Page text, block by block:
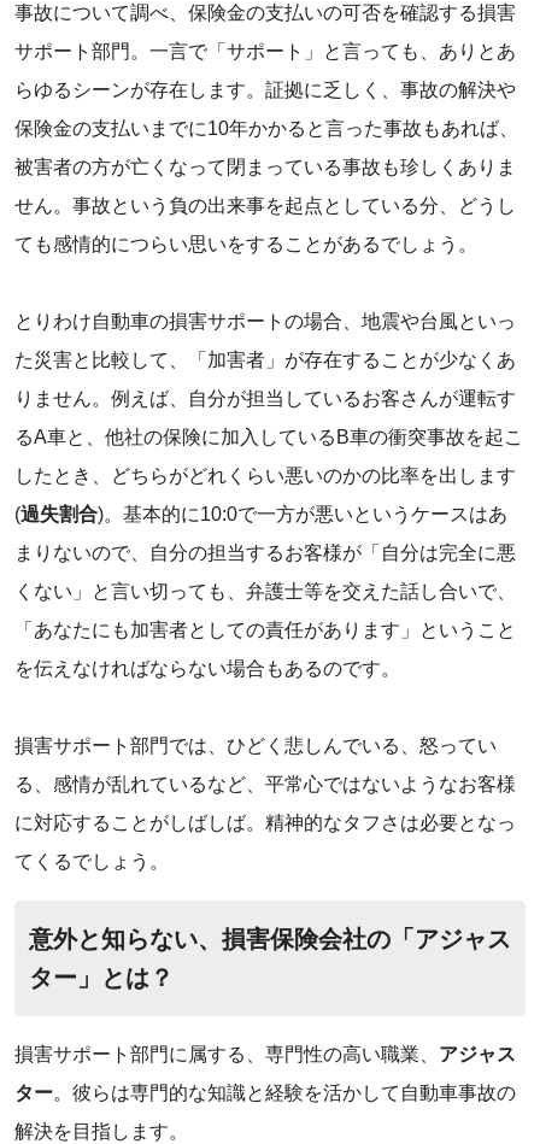
事故について調べ、保険金の支払いの可否を確認する損害
サポート部門。一言で「サポート」と言っても、ありとあ
らゆるシーンが存在します。証拠に乏しく、事故の解決や
保険金の支払いまでに10年かかると言った事故もあれば、
被害者の方が亡くなって閉まっている事故も珍しくありま
せん。事故という負の出来事を起点としている分、どうし
ても感情的につらい思いをすることがあるでしょう。
‌とりわけ自動車の損害サポートの場合、地震や台風といっ
た災害と比較して、「加害者」が存在することが少なくあ
りません。例えば、自分が担当しているお客さんが運転す
るA車と、他社の保険に加入しているB車の衝突事故を起こ
したとき、どちらがどれくらい悪いのかの比率を出します
(過失割合)。基本的に10:0で一方が悪いというケースはあ
まりないので、自分の担当するお客様が「自分は完全に悪
くない」と言い切っても、弁護士等を交えた話し合いで、
「あなたにも加害者としての責任があります」ということ
を伝えなければならない場合もあるのです。
‌損害サポート部門では、ひどく悲しんでいる、怒ってい
る、感情が乱れているなど、平常心ではないようなお客様
に対応することがしばしば。精神的なタフさは必要となっ
てくるでしょう。
‌意外と知らない、損害保険会社の「アジャス
ター」とは？
損害サポート部門に属する、専門性の高い職業、 アジャス
ター。彼らは専門的な知識と経験を活かして自動車事故の
解決を目指します。